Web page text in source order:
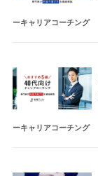
ーキャリアコーチング
ーキャリアコーチング